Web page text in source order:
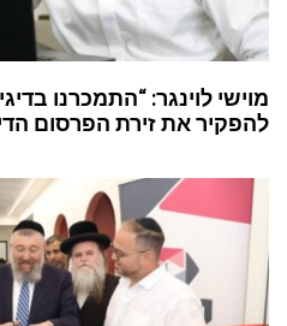
מוישי לוינגר: “התמכרנו
להפקיר את זירת הפרסום